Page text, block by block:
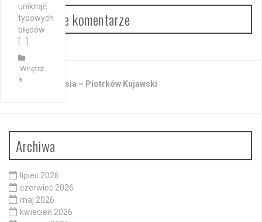
uniknąć
typowych
błędów
[…]
Wnętrz
a
Najnowsze komentarze
Warsztat Kubusia – Piotrków Kujawski
Archiwa
lipiec 2026
czerwiec 2026
maj 2026
kwiecień 2026